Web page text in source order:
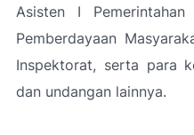
Asisten I
Pemberdayaan
Inspektorat, serta para
dan undangan lainnya.